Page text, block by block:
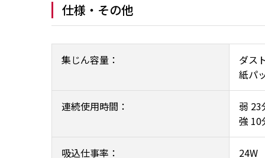
仕様・その他
集じん容量：
ダス
紙パ
連続使用時間：
弱 23
強 10
吸込仕事率： 24W